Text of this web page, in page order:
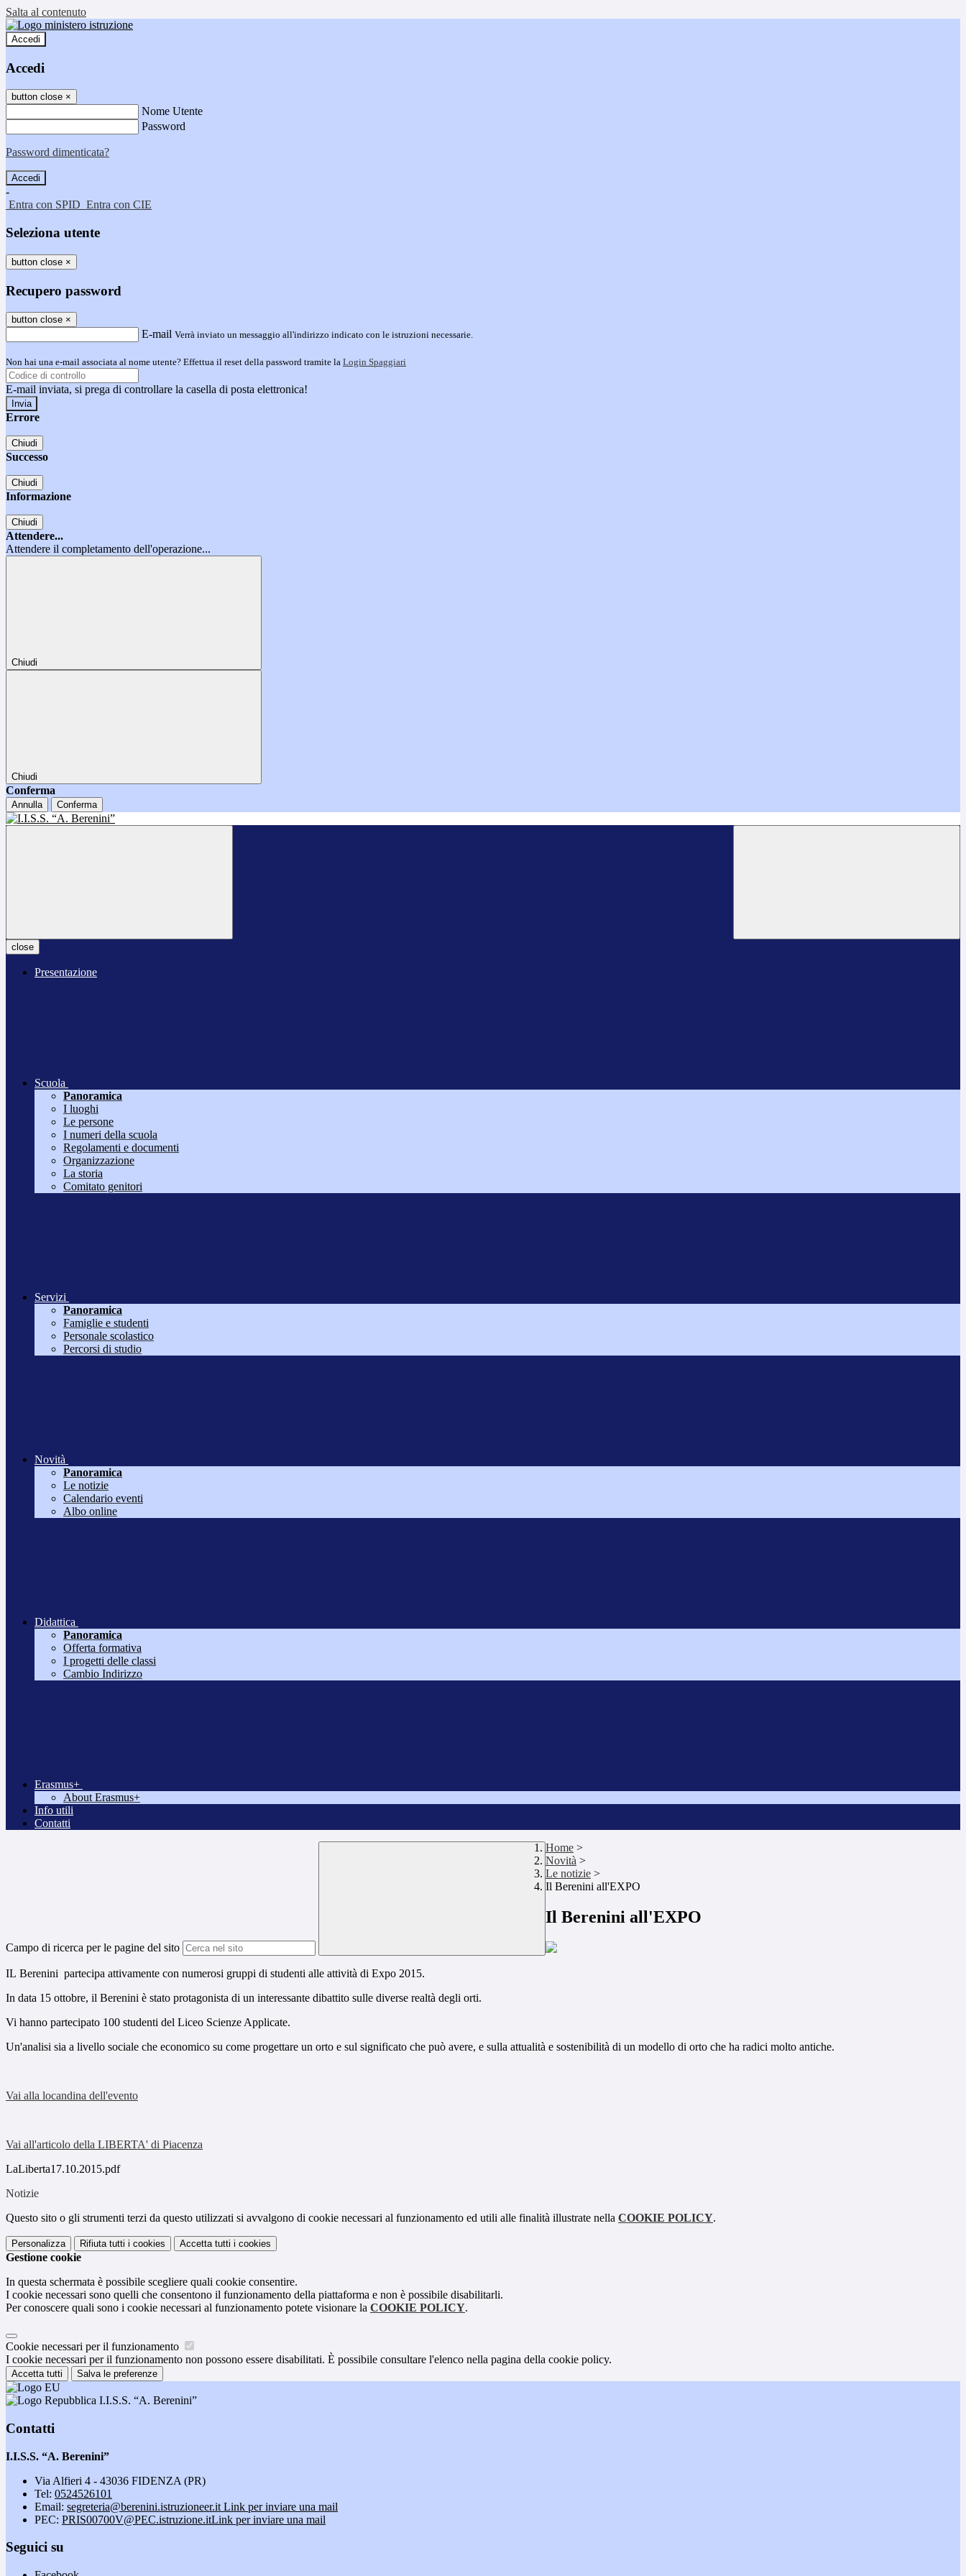
Salta al contenuto
Accedi
Accedi
button close ×
Nome Utente
Password
Password dimenticata?
-
Entra con SPID Entra con CIE
Seleziona utente
button close ×
Recupero password
button close ×
E-mail Verrà inviato un messaggio all'indirizzo indicato con le istruzioni necessarie.
Non hai una e-mail associata al nome utente? Effettua il reset della password tramite la Login Spaggiari
E-mail inviata, si prega di controllare la casella di posta elettronica!
Errore
Chiudi
Successo
Chiudi
Informazione
Chiudi
Attendere...
Attendere il completamento dell'operazione...
Chiudi
Chiudi
Conferma
Annulla Conferma
close
Presentazione
Scuola
Panoramica
I luoghi
Le persone
I numeri della scuola
Regolamenti e documenti
Organizzazione
La storia
Comitato genitori
Servizi
Panoramica
Famiglie e studenti
Personale scolastico
Percorsi di studio
Novità
Panoramica
Le notizie
Calendario eventi
Albo online
Didattica
Panoramica
Offerta formativa
I progetti delle classi
Cambio Indirizzo
Erasmus+
About Erasmus+
Info utili
Contatti
Campo di ricerca per le pagine del sito
Home >
Novità >
Le notizie >
Il Berenini all'EXPO
Il Berenini all'EXPO
IL Berenini partecipa attivamente con numerosi gruppi di studenti alle attività di Expo 2015.
In data 15 ottobre, il Berenini è stato protagonista di un interessante dibattito sulle diverse realtà degli orti.
Vi hanno partecipato 100 studenti del Liceo Scienze Applicate.
Un'analisi sia a livello sociale che economico su come progettare un orto e sul significato che può avere, e sulla attualità e sostenibilità di un modello di orto che ha radici molto antiche.
Vai alla locandina dell'evento
Vai all'articolo della LIBERTA' di Piacenza
LaLiberta17.10.2015.pdf
Notizie
Questo sito o gli strumenti terzi da questo utilizzati si avvalgono di cookie necessari al funzionamento ed utili alle finalità illustrate nella COOKIE POLICY.
Personalizza Rifiuta tutti i cookies Accetta tutti i cookies
Gestione cookie
In questa schermata è possibile scegliere quali cookie consentire.
I cookie necessari sono quelli che consentono il funzionamento della piattaforma e non è possibile disabilitarli.
Per conoscere quali sono i cookie necessari al funzionamento potete visionare la COOKIE POLICY.
Cookie necessari per il funzionamento
I cookie necessari per il funzionamento non possono essere disabilitati. È possibile consultare l'elenco nella pagina della cookie policy.
Accetta tutti Salva le preferenze
I.I.S.S. “A. Berenini”
Contatti
I.I.S.S. “A. Berenini”
Via Alfieri 4 - 43036 FIDENZA (PR)
Tel: 0524526101
Email: segreteria@berenini.istruzioneer.it Link per inviare una mail
PEC: PRIS00700V@PEC.istruzione.itLink per inviare una mail
Seguici su